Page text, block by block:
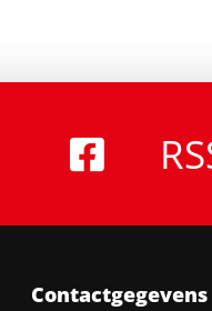
Contactgegevens